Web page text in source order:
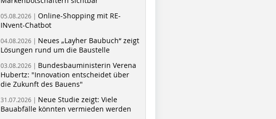
05.08.2026 | Online-Shopping mit RE-
INvent-Chatbot
04.08.2026 | Neues „Layher Baubuch“ zeigt
Lösungen rund um die Baustelle
03.08.2026 | Bundesbauministerin Verena
Hubertz: "Innovation entscheidet über
die Zukunft des Bauens"
31.07.2026 | Neue Studie zeigt: Viele
Bauabfälle könnten vermieden werden